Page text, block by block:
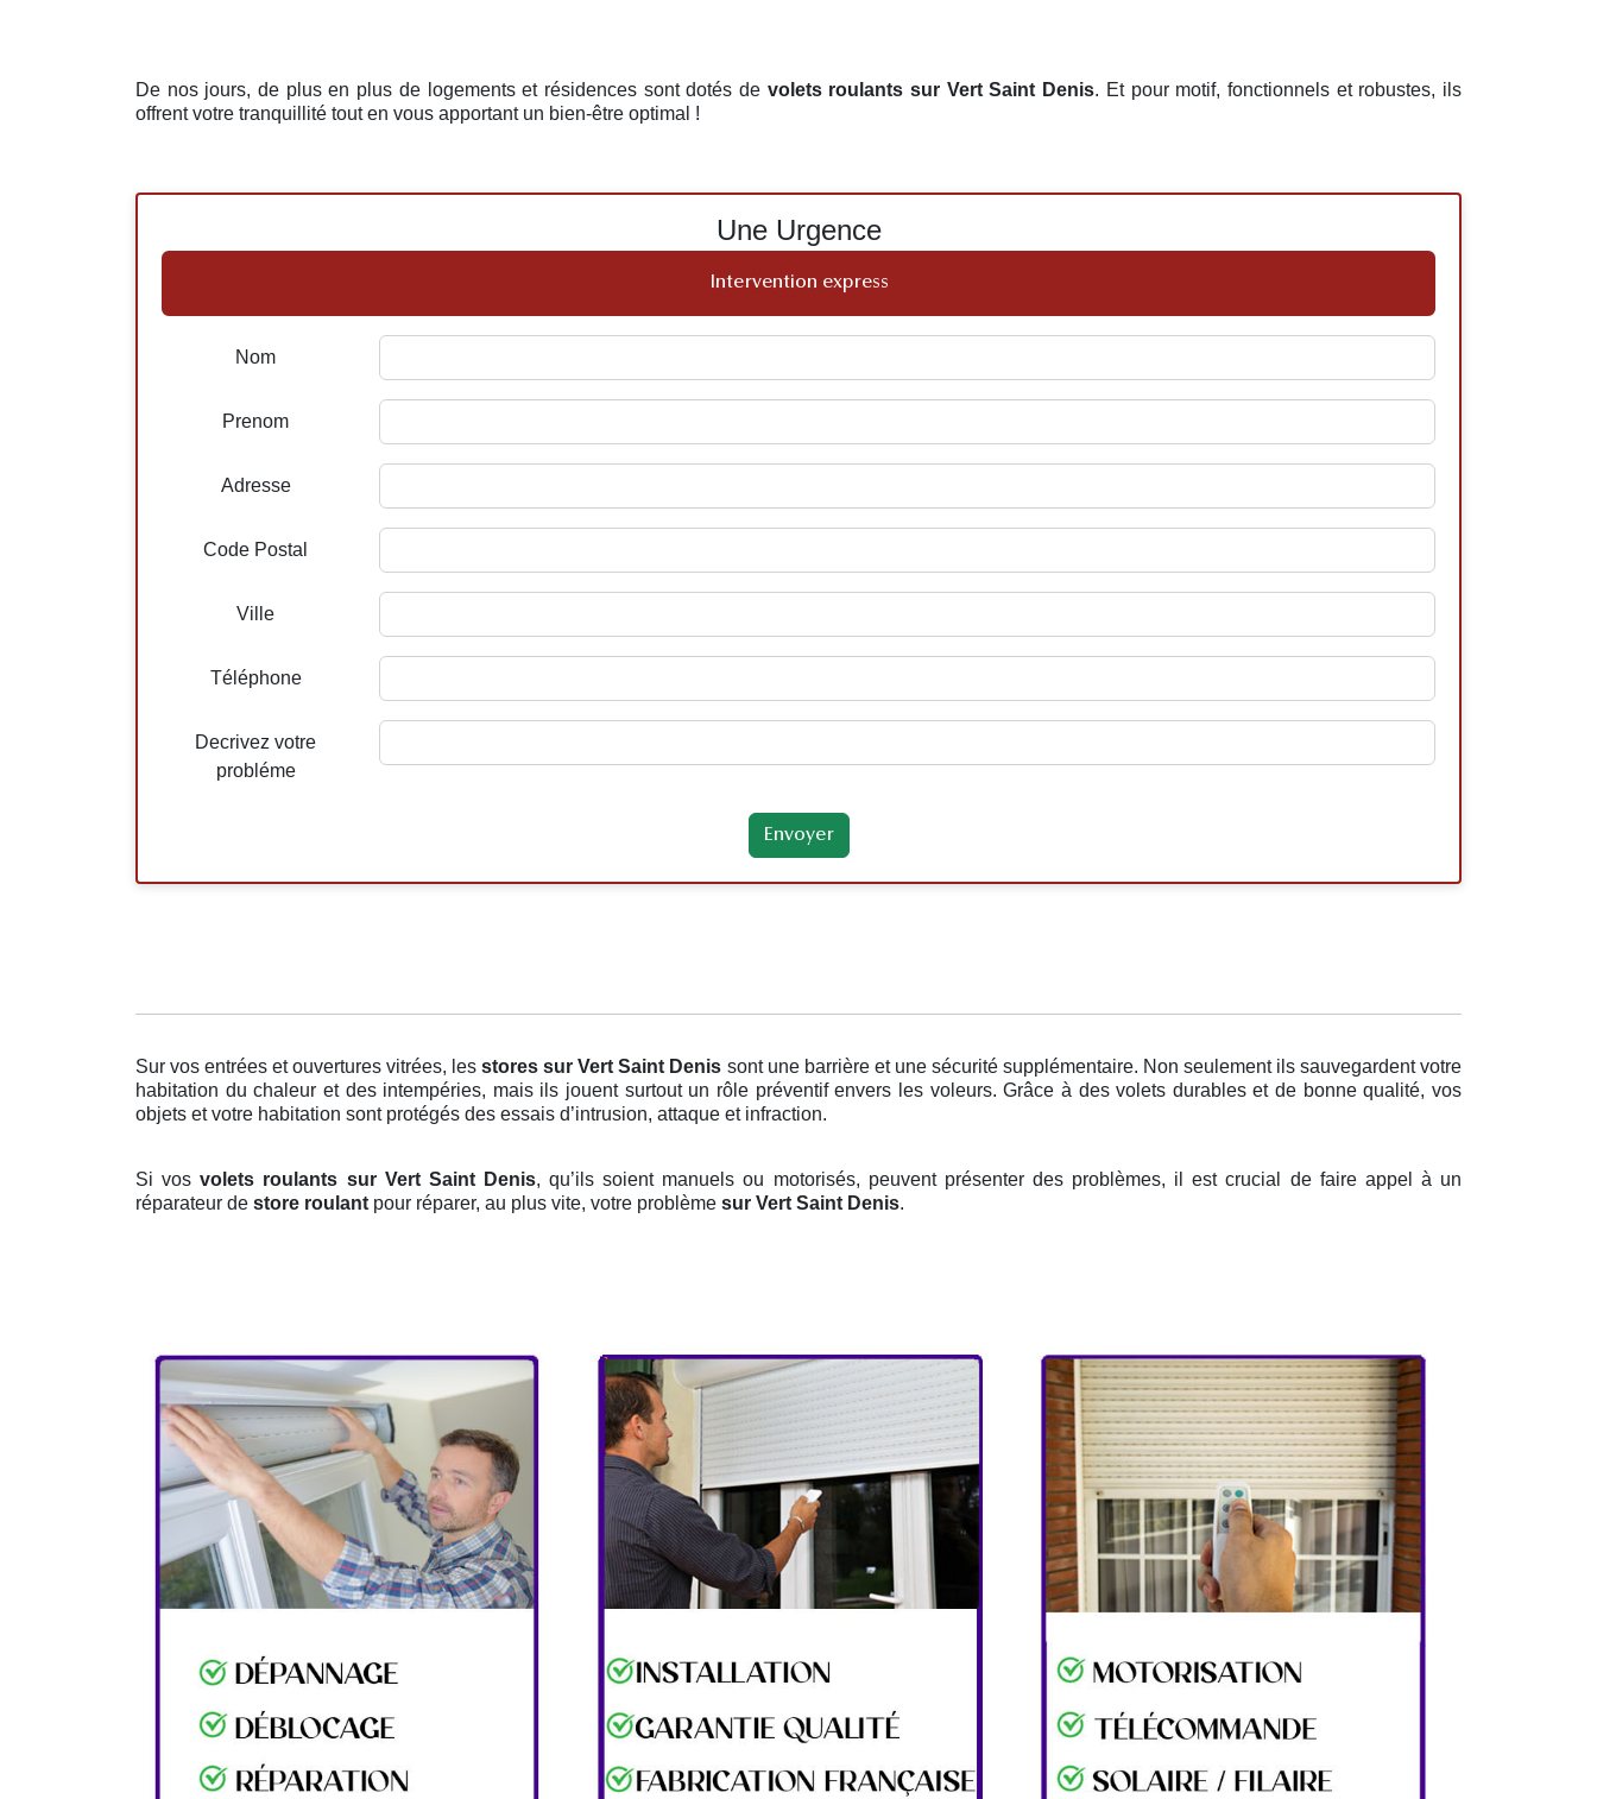
De nos jours, de plus en plus de logements et résidences sont dotés de volets roulants sur Vert Saint Denis. Et pour motif, fonctionnels et robustes, ils
offrent votre tranquillité tout en vous apportant un bien-être optimal !
Une Urgence
Intervention express
Nom
Prenom
Adresse
Code Postal
Ville
Téléphone
Decrivez votre
probléme
Sur vos entrées et ouvertures vitrées, lesstores sur Vert Saint Denis sont une barrière et une sécurité supplémentaire. Non seulement ils sauvegardent votre
habitation du chaleur et des intempéries, mais ils jouent surtout un rôle préventif envers les voleurs. Grâce à des volets durables et de bonne qualité, vos
objets et votre habitation sont protégés des essais d’intrusion, attaque et infraction.
Si vosvolets roulants sur Vert Saint Denis, qu’ils soient manuels ou motorisés, peuvent présenter des problèmes, il est crucial de faire appel à un
réparateur de store roulant pour réparer, au plus vite, votre problème sur Vert Saint Denis.